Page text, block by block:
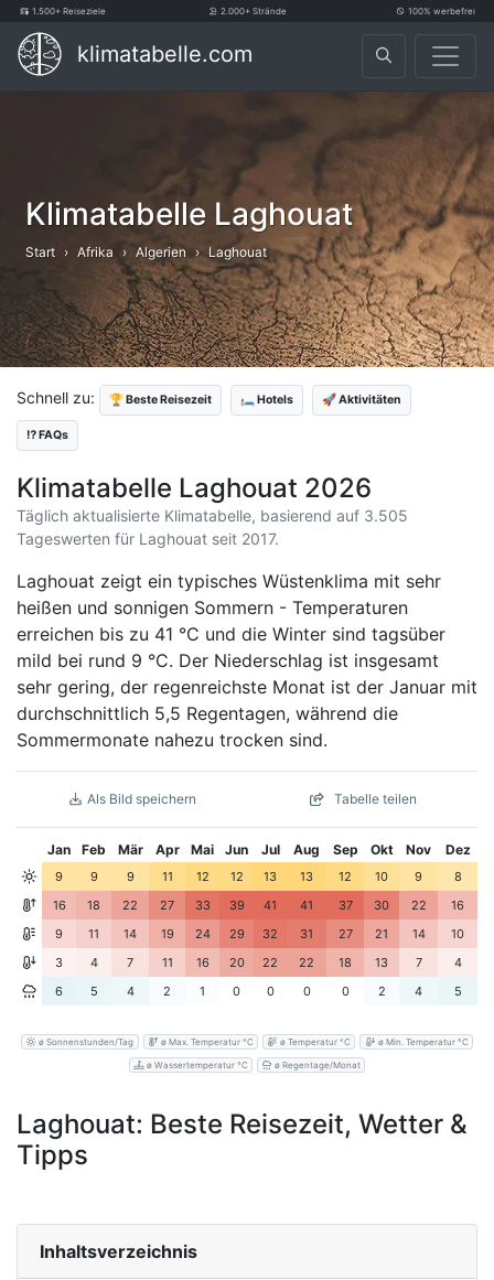
1.500+ Reiseziele 2.000+ Strände 100% werbefrei
klimatabelle.com
Klimatabelle Laghouat
Start Afrika Algerien Laghouat
Schnell zu: 🏆 Beste Reisezeit 🛏️ Hotels 🚀 Aktivitäten
⁉️ FAQs
Klimatabelle Laghouat 2026
Täglich aktualisierte Klimatabelle, basierend auf 3.505
Tageswerten für Laghouat seit 2017.
Laghouat zeigt ein typisches Wüstenklima mit sehr
heißen und sonnigen Sommern - Temperaturen
erreichen bis zu 41 °C und die Winter sind tagsüber
mild bei rund 9 °C. Der Niederschlag ist insgesamt
sehr gering, der regenreichste Monat ist der Januar mit
durchschnittlich 5,5 Regentagen, während die
Sommermonate nahezu trocken sind.
Als Bild speichern Tabelle teilen
Jan Feb Mär Apr Mai Jun Jul Aug Sep Okt Nov Dez
9 9 9 11 12 12 13 13 12 10 9
8
16
18 22 27 33 39 41 41 37 30 22
16
9
11 14 19 24 29 32 31 27 21 14
10
3
4 7 11 16 20 22 22 18 13 7
4
6
5 4 2 1 0 0 0 0 2 4 5
ø Sonnenstunden/Tag ø Max. Temperatur °C ø Temperatur °C ø Min. Temperatur °C
ø Wassertemperatur °C ø Regentage/Monat
Laghouat: Beste Reisezeit, Wetter &
Tipps
Inhaltsverzeichnis